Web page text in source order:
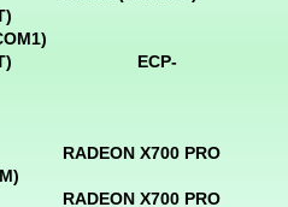
LPT)
LPT) ECP-
X700 PRO
X700 PRO